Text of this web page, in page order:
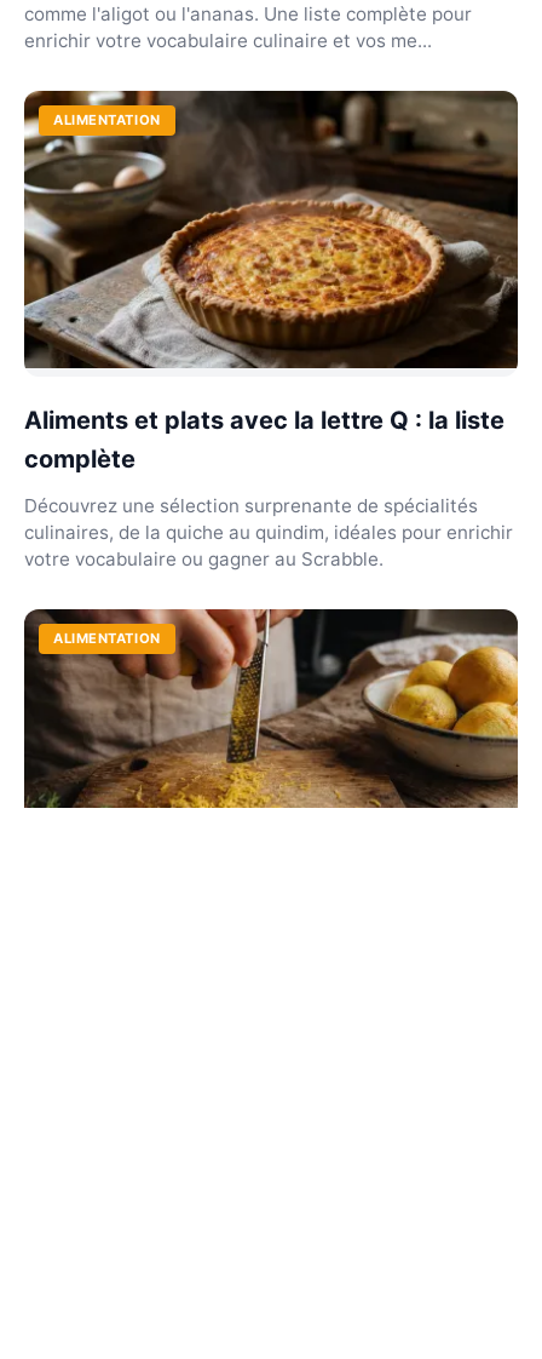
comme l'aligot ou l'ananas. Une liste complète pour
enrichir votre vocabulaire culinaire et vos me...
ALIMENTATION
Aliments et plats avec la lettre Q : la liste
complète
Découvrez une sélection surprenante de spécialités
culinaires, de la quiche au quindim, idéales pour enrichir
votre vocabulaire ou gagner au Scrabble.
ALIMENTATION